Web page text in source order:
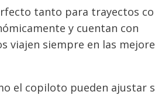
tanto para trayectos
y cuentan con
viajen siempre en las
el copiloto pueden ajustar